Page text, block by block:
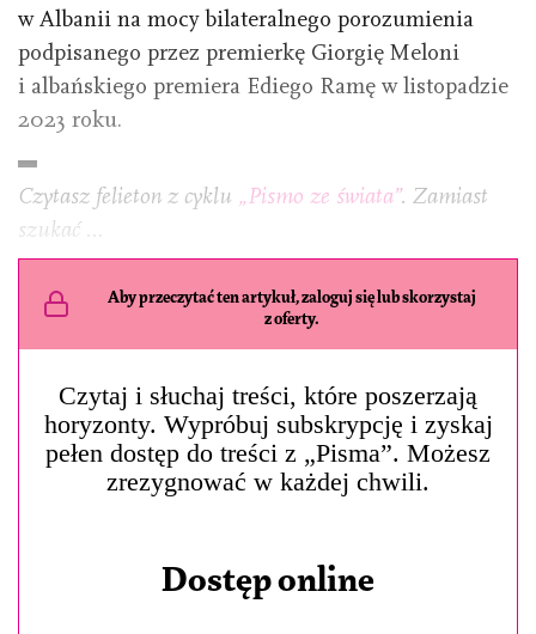
w Albanii na mocy bilateralnego porozumienia
podpisanego przez premierkę Giorgię Meloni
i albańskiego premiera Ediego Ramę w listopadzie
2023 roku.
Czytasz felieton z cyklu „Pismo ze świata”. Zamiast
szukać …
Aby przeczytać ten artykuł, zaloguj się lub skorzystaj
z oferty.
Czytaj i słuchaj treści, które poszerzają
horyzonty. Wypróbuj subskrypcję i zyskaj
pełen dostęp do treści z „Pisma”. Możesz
zrezygnować w każdej chwili.
Dostęp online